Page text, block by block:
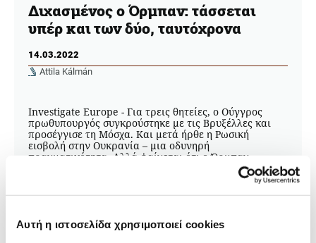
Αυτή η ιστοσελίδα χρησιμοποιεί cookies
Διχασμένος ο Όρμπαν: τάσσεται
υπέρ και των δύο, ταυτόχρονα
14.03.2022
Attila Kálmán
Investigate Europe - Για τρεις θητείες, ο Ούγγρος
πρωθυπουργός συγκρούστηκε με τις Βρυξέλλες και
προσέγγισε τη Μόσχα. Και μετά ήρθε η Ρωσική
εισβολή στην Ουκρανία – μια οδυνηρή
πραγματικότητα. Αλλά φαίνεται ότι ο Όρμπαν
εξακολουθεί να μην επιθυμεί να χάσει την εύνοια του